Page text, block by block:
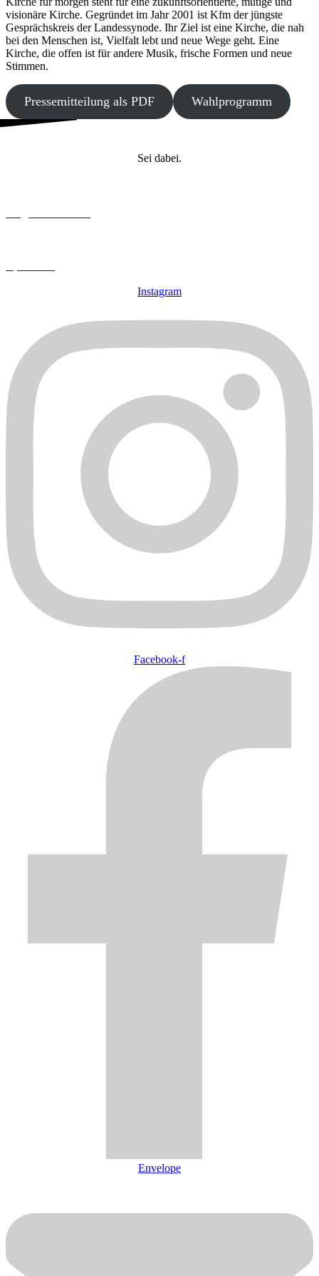
visionäre Kirche. Gegründet im Jahr 2001 ist Kfm der jüngste
Gesprächskreis der Landessynode. Ihr Ziel ist eine Kirche, die nah
bei den Menschen ist, Vielfalt lebt und neue Wege geht. Eine
Kirche, die offen ist für andere Musik, frische Formen und neue
Stimmen.
Pressemitteilung als PDF Wahlprogramm
Sei dabei.
Instagram
Facebook-f
Envelope